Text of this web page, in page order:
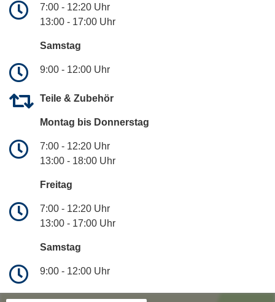
7:00 - 12:20 Uhr
13:00 - 17:00 Uhr
Samstag
9:00 - 12:00 Uhr
Teile & Zubehör
Montag bis Donnerstag
7:00 - 12:20 Uhr
13:00 - 18:00 Uhr
Freitag
7:00 - 12:20 Uhr
13:00 - 17:00 Uhr
Samstag
9:00 - 12:00 Uhr